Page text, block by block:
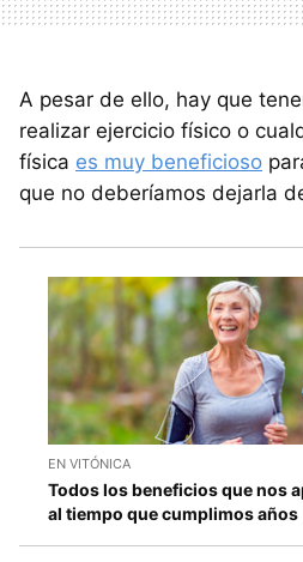
A pesar de ello, hay que
realizar ejercicio físico o
física es muy beneficioso
que no deberíamos dejarla
EN VITÓNICA
Todos los beneficios que nos
al tiempo que cumplimos años